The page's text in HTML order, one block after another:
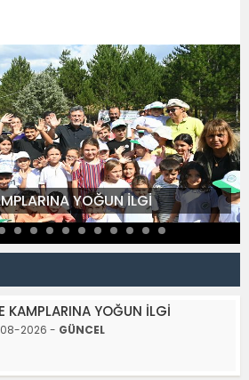
YOĞUN İLGİ
KAMPLARINA YOĞUN İLGİ
2026 - GÜNCEL